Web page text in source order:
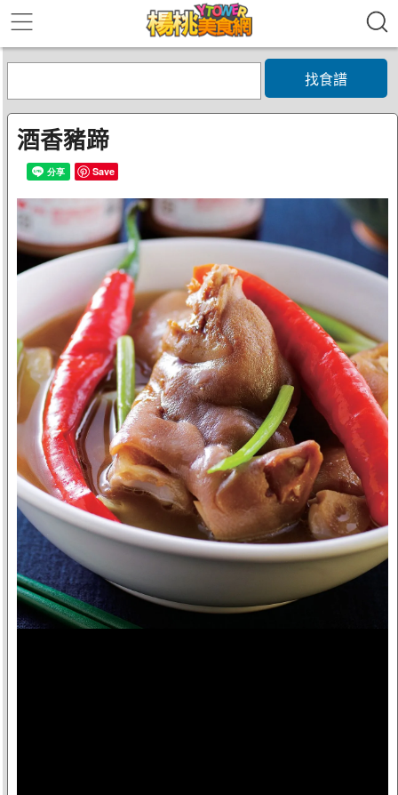
找食譜
酒香豬蹄
Save